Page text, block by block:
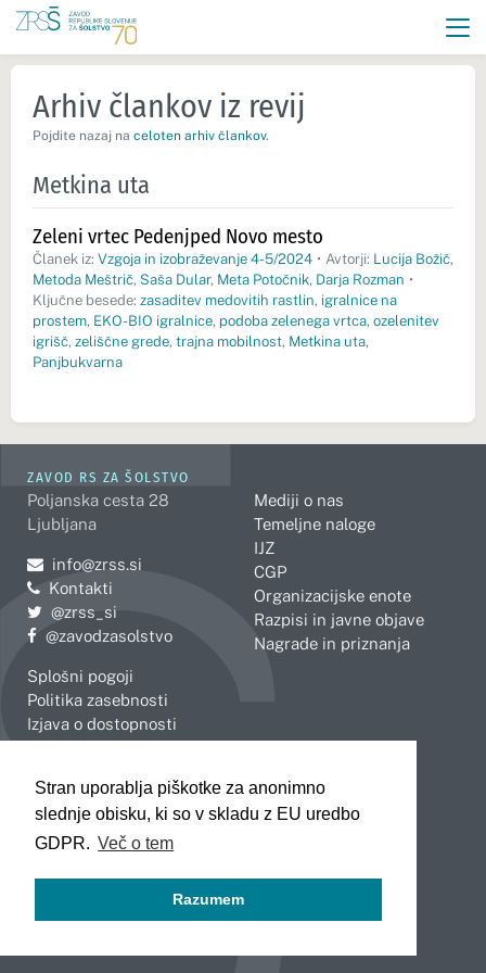
Stran uporablja piškotke za anonimno
slednje obisku, ki so v skladu z EU uredbo
GDPR. Več o tem
Razumem
Arhiv člankov iz revij
Pojdite nazaj na celoten arhiv člankov.
Metkina uta
Zeleni vrtec Pedenjped Novo mesto
Članek iz: Vzgoja in izobraževanje 4-5/2024 • Avtorji: Lucija Božič,
Metoda Meštrič, Saša Dular, Meta Potočnik, Darja Rozman •
Ključne besede: zasaditev medovitih rastlin, igralnice na
prostem, EKO-BIO igralnice, podoba zelenega vrtca, ozelenitev
igrišč, zeliščne grede, trajna mobilnost, Metkina uta,
Panjbukvarna
ZAVOD RS ZA ŠOLSTVO
Poljanska cesta 28
Ljubljana
Pošljite e-mail na
info@zrss.si
Kontakti
Pojdite na Twitter:
@zrss_si
Pojdite na Facebook:
@zavodzasolstvo
Splošni pogoji
Politika zasebnosti
Izjava o dostopnosti
Mediji o nas
Temeljne naloge
IJZ
CGP
Organizacijske enote
Razpisi in javne objave
Nagrade in priznanja
Celje
Koper
Kranj
Novo mesto
Slovenj Gradec